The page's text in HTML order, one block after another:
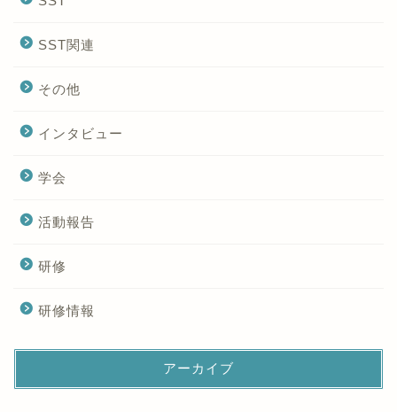
SST関連
その他
インタビュー
学会
活動報告
研修
研修情報
アーカイブ